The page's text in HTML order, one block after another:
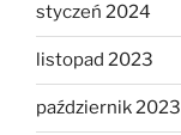
styczeń 2024
listopad 2023
październik 2023